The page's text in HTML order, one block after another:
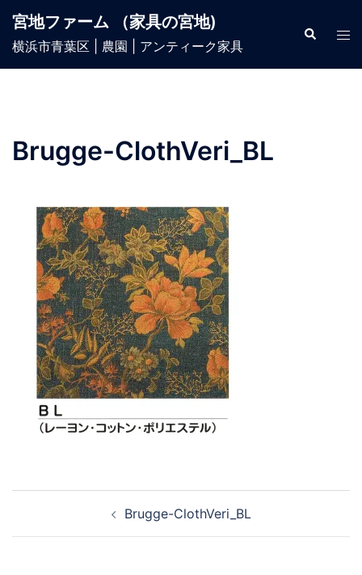
宮地ファーム （家具の宮地)
横浜市青葉区 | 農園 | アンティーク家具
Brugge-ClothVeri_BL
Brugge-ClothVeri_BL